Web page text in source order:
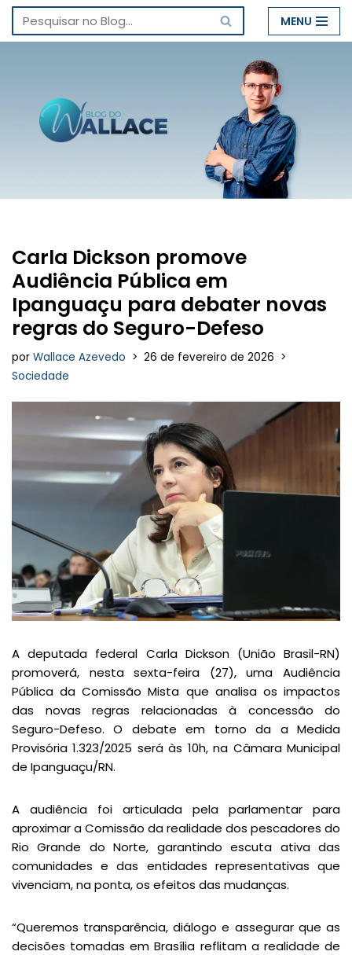
Pular
conteúdo
MENU
Carla Dickson promove
Audiência Pública em
Ipanguaçu para debater novas
regras do Seguro-Defeso
por Wallace Azevedo
26 de fevereiro de 2026
Sociedade
A deputada federal Carla Dickson (União Brasil-RN)
promoverá, nesta sexta-feira (27), uma Audiência
Pública da Comissão Mista que analisa os impactos
das novas regras relacionadas à concessão do
Seguro-Defeso. O debate em torno da a Medida
Provisória 1.323/2025 será às 10h, na Câmara Municipal
de Ipanguaçu/RN.
A audiência foi articulada pela parlamentar para
aproximar a Comissão da realidade dos pescadores do
Rio Grande do Norte, garantindo escuta ativa das
comunidades e das entidades representativas que
vivenciam, na ponta, os efeitos das mudanças.
“Queremos transparência, diálogo e assegurar que as
decisões tomadas em Brasília reflitam a realidade de